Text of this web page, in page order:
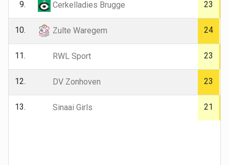
9. Cerkelladies Brugge 23
10. Zulte Waregem 24
11. RWL Sport 23
12. DV Zonhoven 23
13. Sinaai Girls 21